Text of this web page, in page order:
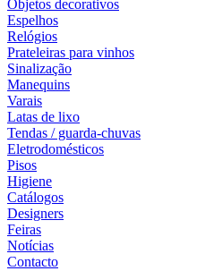
Objetos decorativos
Espelhos
Relógios
Prateleiras para vinhos
Sinalização
Manequins
Varais
Latas de lixo
Tendas / guarda-chuvas
Eletrodomésticos
Pisos
Higiene
Catálogos
Designers
Feiras
Notícias
Contacto